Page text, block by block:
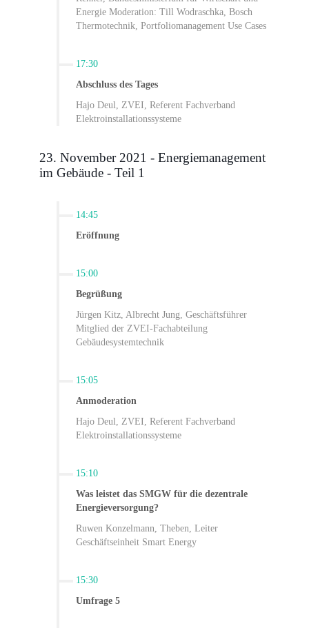
Energie Moderation: Till Wodraschka, Bosch
Thermotechnik, Portfoliomanagement Use Cases
17:30
Abschluss des Tages
Hajo Deul, ZVEI, Referent Fachverband
Elektroinstallationssysteme
23. November 2021 - Energiemanagement
im Gebäude - Teil 1
14:45
Eröffnung
15:00
Begrüßung
Jürgen Kitz, Albrecht Jung, Geschäftsführer
Mitglied der ZVEI-Fachabteilung
Gebäudesystemtechnik
15:05
Anmoderation
Hajo Deul, ZVEI, Referent Fachverband
Elektroinstallationssysteme
15:10
Was leistet das SMGW für die dezentrale
Energieversorgung?
Ruwen Konzelmann, Theben, Leiter
Geschäftseinheit Smart Energy
15:30
Umfrage 5